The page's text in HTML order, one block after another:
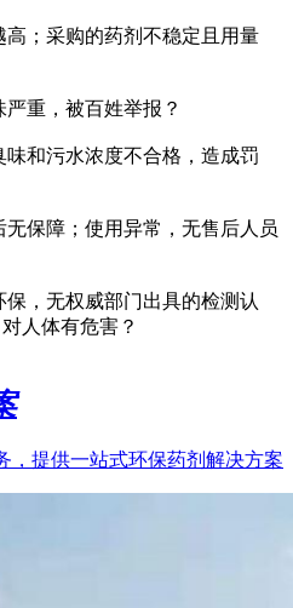
高；采购的药剂不稳定且用量
严重，被百姓举报？
味和污水浓度不合格，造成罚
无保障；使用异常，无售后人员
保，无权威部门出具的检测认
人体有危害？
，提供一站式环保药剂解决方案